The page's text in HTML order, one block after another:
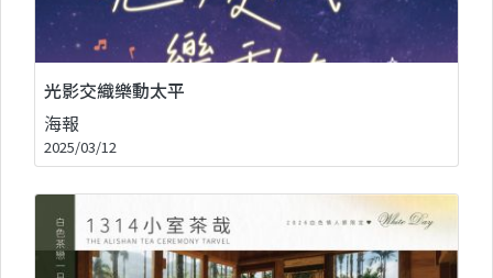
光影交織樂動太平
海報
2025/03/12